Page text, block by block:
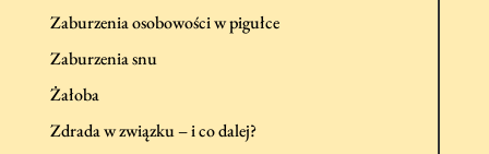
Zaburzenia osobowości w pigułce
Zaburzenia snu
Żałoba
Zdrada w związku – i co dalej?